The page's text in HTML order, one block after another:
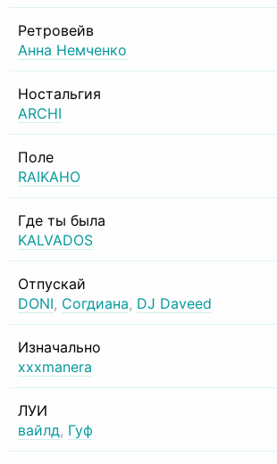
Ретровейв
Анна Немченко
Ностальгия
ARCHI
Поле
RAIKAHO
Где ты была
KALVADOS
Отпускай
DONI, Согдиана, DJ Daveed
Изначально
xxxmanera
ЛУИ
вайлд, Гуф